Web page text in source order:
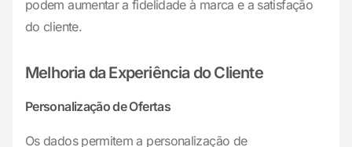
podem aumentar a fidelidade à marca e a satisfação
do cliente.
Melhoria da Experiência do Cliente
Personalização de Ofertas
Os dados permitem a personalização de